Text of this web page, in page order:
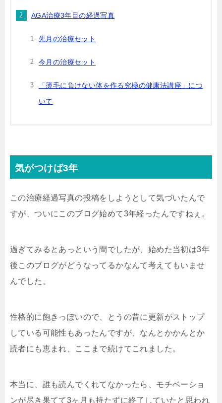
AGA治療3年目の経過写真
先月の治療セット
今月の治療セット
「薄毛に負けない体を作る究極の健康法講座」につ
いて
気がつけば3年
この治療経過写真の投稿をしようとして気づいたんで
すが、ついにこのブログ始めて3年経ったんですねぇ。
過ぎてみるとあっという間でしたが、始めた当初は3年
後このブログがどうなってるかなんて考えてもいませ
んでした。
性格的に飽きっぽいので、とうの昔に更新がストップ
している可能性もあったんですが、なんとかかんとか
読者にも恵まれ、ここまで続けてこれました。
本当に、誰も読んでくれてなかったら、モチベーショ
ンが尽き果てて3ヶ月も持たずに終了していたと思われ